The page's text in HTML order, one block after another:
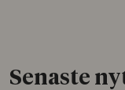
Senaste